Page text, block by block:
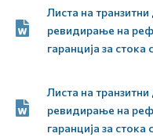
Листа на
ревидирање на
гаранција за
Листа на
ревидирање на
гаранција за